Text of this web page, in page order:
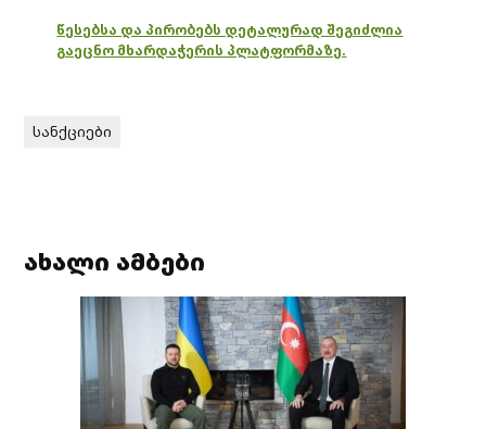
წესებსა და პირობებს დეტალურად შეგიძლია
გაეცნო მხარდაჭერის პლატფორმაზე.
სანქციები
ახალი ამბები